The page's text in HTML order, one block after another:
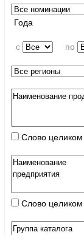
Года
c по
Слово целиком
Слово целиком